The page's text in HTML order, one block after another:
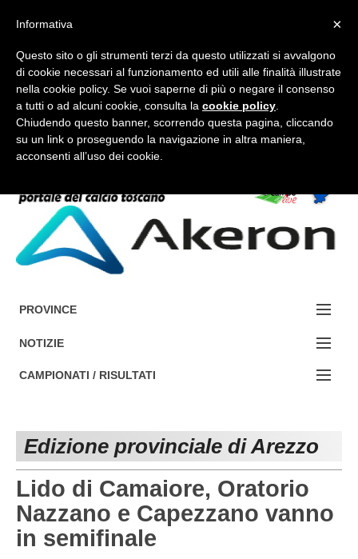
FORUM-ACCEDI
Accedi / Registrati
PROVINCE
EDIZIONE:
AREZZO
GROSSETO
LIVORNO
LUCCA
MASSA CARRARA
NOTIZIE
NOTIZIE:
Le iniziative di TOSCANA GOL
Beach soccer
Rappresentative regionali e provinciali
FIGC Toscana
CAMPIONATI / RISULTATI
NAZIONALI
Edizione provinciale di Arezzo
Lido di Camaiore, Oratorio
Nazzano e Capezzano vanno
in semifinale
×
Informativa
Questo sito o gli strumenti terzi da questo utilizzati si avvalgono
di cookie necessari al funzionamento ed utili alle finalità illustrate
nella cookie policy. Se vuoi saperne di più o negare il consenso
a tutti o ad alcuni cookie, consulta la cookie policy
Chiudendo questo banner, scorrendo questa pagina, cliccando
su un link o proseguendo la navigazione in altra maniera,
acconsenti all’uso dei cookie.